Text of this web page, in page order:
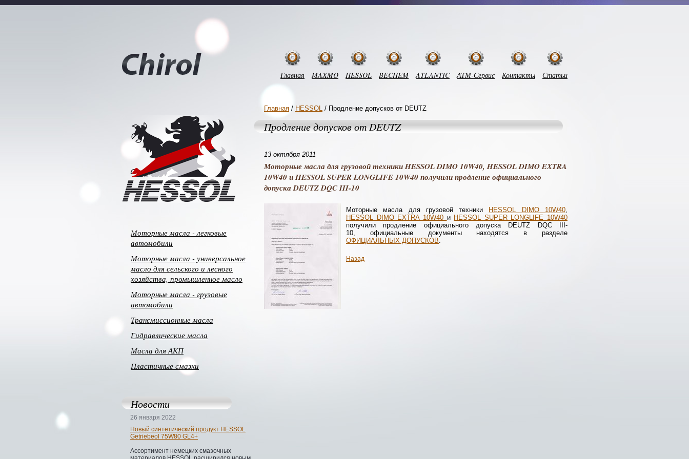
Главная MAXMO HESSOL BECHEM ATLANTIC АТМ-Сервис Контакты Статьи
Моторные масла - легковые
автомобили
Моторные масла - универсальное
масло для сельского и лесного
хозяйства, промышленное масло
Моторные масла - грузовые
автомобили
Трансмиссионные масла
Гидравлические масла
Масла для АКП
Пластичные смазки
Новости
26 января 2022
Новый синтетический продукт HESSOL
Getriebeol 75W80 GL4+
Ассортимент немецких смазочных
Главная / HESSOL / Продление допусков от DEUTZ
Продление допусков от DEUTZ
13 октября 2011
Моторные масла для грузовой техники HESSOL DIMO 10W40, HESSOL DIMO EXTRA
10W40 и HESSOL SUPER LONGLIFE 10W40 получили продление официального
допуска DEUTZ DQC III-10
Моторные масла для грузовой техники HESSOL DIMO 10W40,
HESSOL DIMO EXTRA 10W40 и HESSOL SUPER LONGLIFE 10W40
получили продление официального допуска DEUTZ DQC III-
10, официальные документы находятся в разделе
ОФИЦИАЛЬНЫХ ДОПУСКОВ.
Назад